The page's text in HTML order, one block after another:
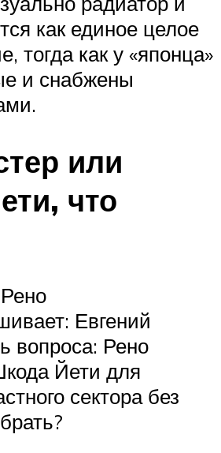
как единое целое
тогда как у «японца»
и снабжены
или
что
Евгений
вопроса: Рено
Йети для
сектора без